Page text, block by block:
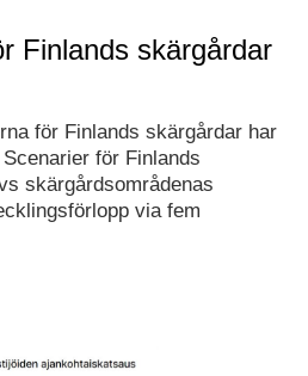
Finlands skärgårdar
för Finlands skärgårdar har
för Finlands
skärgårdsområdenas
via fem